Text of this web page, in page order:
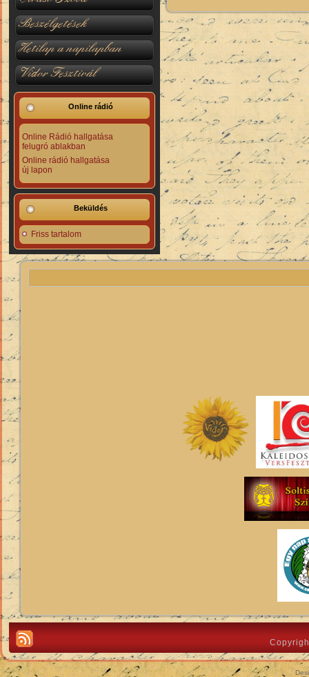
Beszélgetések
Hetilap a napilapban
Vidor Fesztivál
Online rádió
Online Rádió hallgatása
felugró ablakban
Online rádió hallgatása
új lapon
Beküldés
Friss tartalom